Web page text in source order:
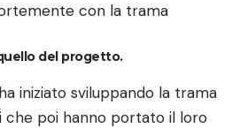
con la trama
del progetto.
iniziato sviluppando la trama
che poi hanno portato il loro